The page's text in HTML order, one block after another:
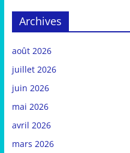
Archives
août 2026
juillet 2026
juin 2026
mai 2026
avril 2026
mars 2026